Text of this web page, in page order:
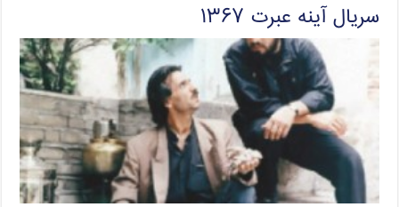
سریال آینه عبرت ۱۳۶۷